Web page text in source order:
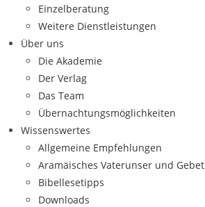
Einzelberatung
Weitere Dienstleistungen
Über uns
Die Akademie
Der Verlag
Das Team
Übernachtungsmöglichkeiten
Wissenswertes
Allgemeine Empfehlungen
Aramäisches Vaterunser und Gebet
Bibellesetipps
Downloads